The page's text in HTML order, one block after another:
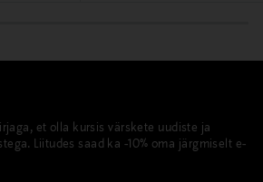
et olla kursis värskete uudiste ja
Liitudes saad ka -10% oma järgmiselt e-